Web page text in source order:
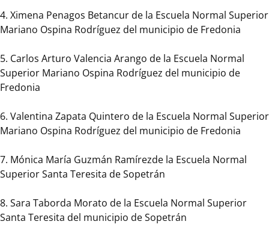
4. Ximena Penagos Betancur de la Escuela Normal Superior
Mariano Ospina Rodríguez del municipio de Fredonia
5. Carlos Arturo Valencia Arango de la Escuela Normal
Superior Mariano Ospina Rodríguez del municipio de
Fredonia
6. Valentina Zapata Quintero de la Escuela Normal Superior
Mariano Ospina Rodríguez del municipio de Fredonia
7. Mónica María Guzmán Ramírezde la Escuela Normal
Superior Santa Teresita de Sopetrán
8. Sara Taborda Morato de la Escuela Normal Superior
Santa Teresita del municipio de Sopetrán
Maestros
y
para
la
vida
Directivos
docentes
la
vida.
En
la